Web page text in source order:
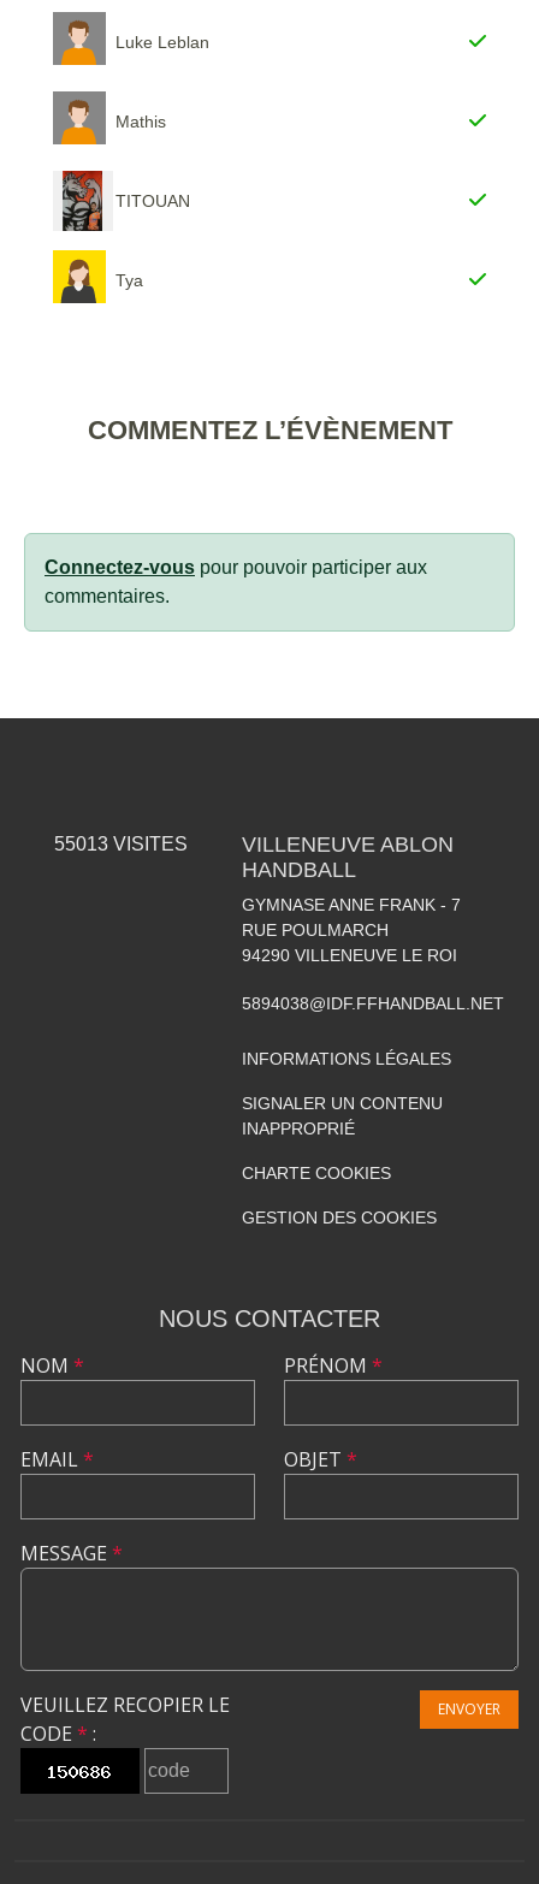
Luke Leblan
Mathis
TITOUAN
Tya
COMMENTEZ L’ÉVÈNEMENT
Connectez-vous pour pouvoir participer aux
commentaires.
55013VISITES
VILLENEUVE ABLON
HANDBALL
GYMNASE ANNE FRANK - 7
RUE POULMARCH
94290 VILLENEUVE LE ROI
5894038@IDF.FFHANDBALL.NET
INFORMATIONS LÉGALES
SIGNALER UN CONTENU
INAPPROPRIÉ
CHARTE COOKIES
GESTION DES COOKIES
NOUS CONTACTER
NOM *
EMAIL*
PRÉNOM *
OBJET *
MESSAGE *
VEUILLEZ RECOPIER LE
CODE * :
ENVOYER